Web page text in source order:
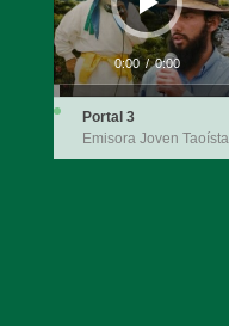
0:00 / 0:00
Portal 3
Emisora Joven Taoísta